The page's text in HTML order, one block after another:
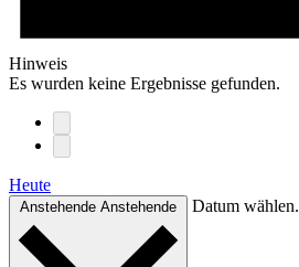
Hinweis
Es wurden keine Ergebnisse gefunden.
Heute
Anstehende Anstehende Datum wählen.